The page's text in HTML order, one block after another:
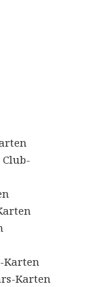
Karten
Karten